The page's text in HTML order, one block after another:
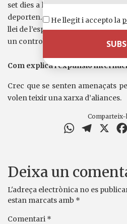
set dies a la setmana per sous
deporten. Hi ha una maquinària
llei de l’espònsor fa que la
un control absolut de la teva vida.
Com explica l’expansió
Crec que se senten amenaçats
volen teixir una xarxa d’aliances.
Comparteix-
WhatsAppTelegram
Deixa un
L'adreça electrònica no es
estan marcats amb *
Comentari *
He llegit i accepto la